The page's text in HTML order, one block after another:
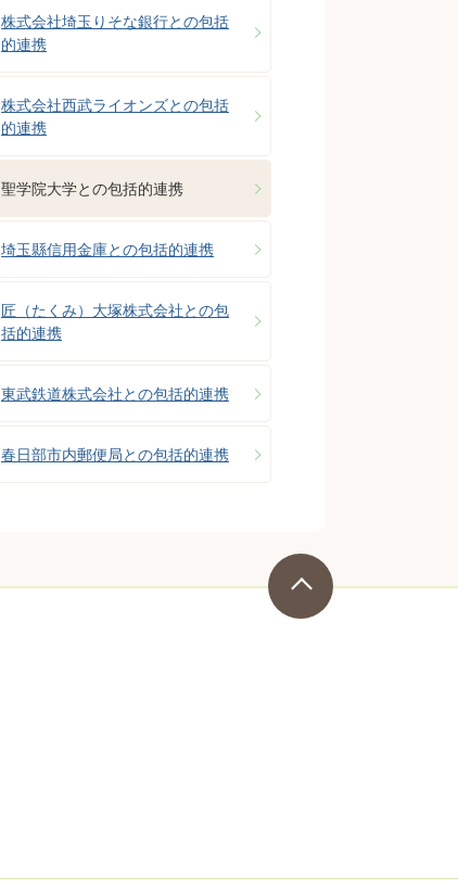
株式会社埼玉りそな銀行との包括
的連携
株式会社西武ライオンズとの包括
的連携
聖学院大学との包括的連携
埼玉縣信用金庫との包括的連携
匠（たくみ）大塚株式会社との包
括的連携
東武鉄道株式会社との包括的連携
春日部市内郵便局との包括的連携